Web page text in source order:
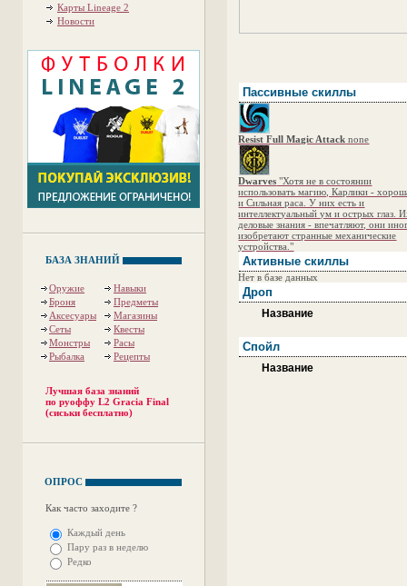
Карты Lineage 2
Новости
БАЗА ЗНАНИЙ
Оружие
Навыки
Броня
Предметы
Аксесуары
Магазины
Сеты
Квесты
Монстры
Расы
Рыбалка
Рецепты
Лучшая база знаний
по руоффу L2 Gracia Final
(сиськи бесплатно)
ОПРОС
Как часто заходите ?
Каждый день
Пару раз в неделю
Редко
Пассивные скиллы
Resist Full Magic Attack none
Dwarves "Хотя не в состоянии
использовать магию, Карлики -
и Сильная раса. У них есть и
интеллектуальный ум и острых глаз.
деловые знания - впечатляют, они
изобретают странные механические
устройства."
Активные скиллы
Нет в базе данных
Дроп
Название
Спойл
Название